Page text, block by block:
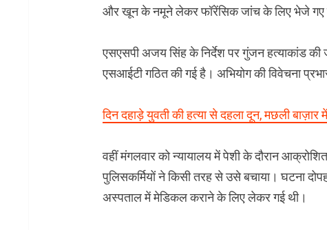
और खून के नमूने लेकर फॉरेंसिक जांच के लिए भेजे गए
एसएसपी अजय सिंह के निर्देश पर गुंजन हत्याकांड की
एसआईटी गठित की गई है। अभियोग की विवेचना
दिन दहाड़े युवती की हत्या से दहला दून, मछली बाज़ार
वहीं मंगलवार को न्यायालय में पेशी के दौरान
पुलिसकर्मियों ने किसी तरह से उसे बचाया। घटना
अस्पताल में मेडिकल कराने के लिए लेकर गई थी।